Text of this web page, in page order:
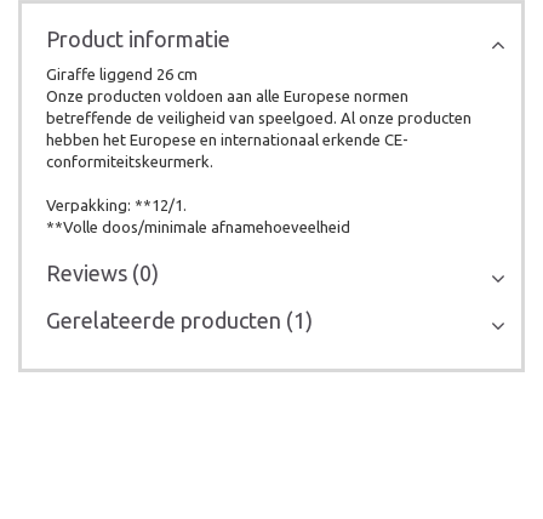
Product informatie
Giraffe liggend 26 cm
Onze producten voldoen aan alle Europese normen
betreffende de veiligheid van speelgoed. Al onze producten
hebben het Europese en internationaal erkende CE-
conformiteitskeurmerk.
Verpakking: **12/1.
**Volle doos/minimale afnamehoeveelheid
Reviews (0)
Gerelateerde producten (1)